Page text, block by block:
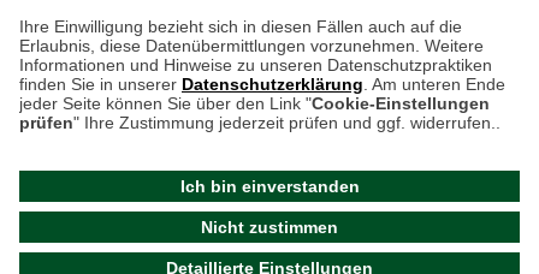
Ihre Einwilligung bezieht sich in diesen Fällen auch auf die
Erlaubnis, diese Datenübermittlungen vorzunehmen. Weitere
Informationen und Hinweise zu unseren Datenschutzpraktiken
finden Sie in unserer Datenschutzerklärung . Am unteren Ende
jeder Seite können Sie über den Link "Cookie-Einstellungen
prüfen" Ihre Zustimmung jederzeit prüfen und ggf. widerrufen..
Ich bin einverstanden
Nicht zustimmen
Detaillierte Einstellungen
AGB Rücksendung von Waren Datenschutz
Impressum
Kontakt
Zur Echtheit von Bewertungen
Barrierefreiheit unserer Website
am 07.08.2026 um 17:47
2024 THE BRITISH SHOP
Versandhandel GmbH & Co. KG
ACHTUNG!
Ihr Browser speichert aktuell keine Cookies!
Leider können Sie in diesem Fall unseren Online-Shop
Bitte stellen Sie sicher, dass Ihr Browser unsere funktionalen
Cookies für die Dauer Ihres Besuchs auf unserer Website